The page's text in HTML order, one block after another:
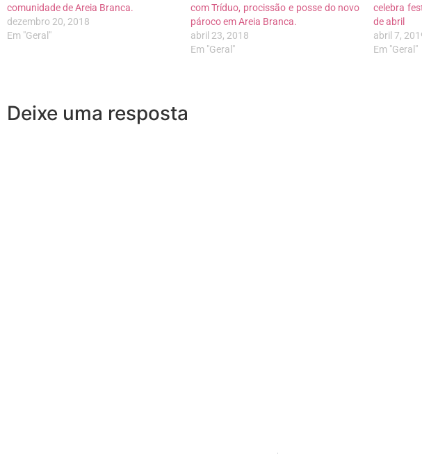
comunidade de Areia Branca.
dezembro 20, 2018
Em "Geral"
com Tríduo, procissão e posse do novo
pároco em Areia Branca.
abril 23, 2018
Em "Geral"
celebra
de abril
abril 7,
Em "Geral"
Deixe uma resposta